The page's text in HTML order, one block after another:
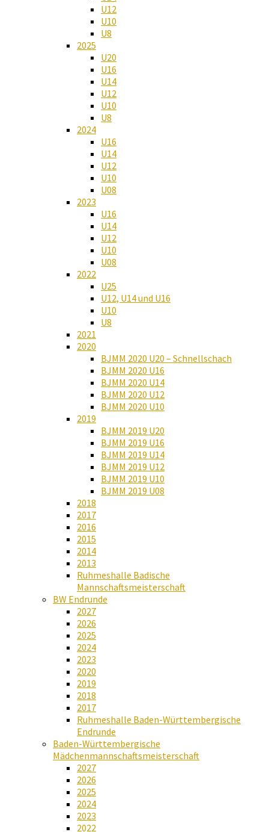
U12
U10
U8
2025
U20
U16
U14
U12
U10
U8
2024
U16
U14
U12
U10
U08
2023
U16
U14
U12
U10
U08
2022
U25
U12, U14 und U16
U10
U8
2021
2020
BJMM 2020 U20 – Schnellschach
BJMM 2020 U16
BJMM 2020 U14
BJMM 2020 U12
BJMM 2020 U10
2019
BJMM 2019 U20
BJMM 2019 U16
BJMM 2019 U14
BJMM 2019 U12
BJMM 2019 U10
BJMM 2019 U08
2018
2017
2016
2015
2014
2013
Ruhmeshalle Badische
Mannschaftsmeisterschaft
BW Endrunde
2027
2026
2025
2024
2023
2020
2019
2018
2017
Ruhmeshalle Baden-Württembergische
Endrunde
Baden-Württembergische
Mädchenmannschaftsmeisterschaft
2027
2026
2025
2024
2023
2022